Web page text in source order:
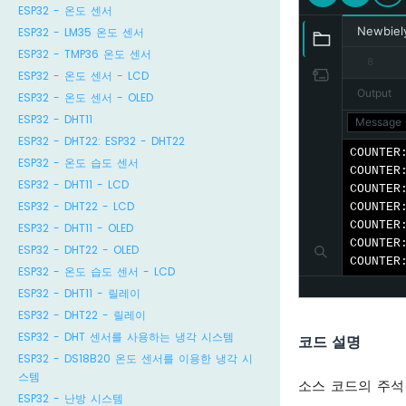
ESP32 - 온도 센서
ESP32 - LM35 온도 센서
ESP32 - TMP36 온도 센서
ESP32 - 온도 센서 - LCD
ESP32 - 온도 센서 - OLED
ESP32 - DHT11
ESP32 - DHT22: ESP32 - DHT22
ESP32 - 온도 습도 센서
ESP32 - DHT11 - LCD
ESP32 - DHT22 - LCD
ESP32 - DHT11 - OLED
ESP32 - DHT22 - OLED
ESP32 - 온도 습도 센서 - LCD
ESP32 - DHT11 - 릴레이
ESP32 - DHT22 - 릴레이
ESP32 - DHT 센서를 사용하는 냉각 시스템
ESP32 - DS18B20 온도 센서를 이용한 냉각 시
스템
ESP32 - 난방 시스템
    }
if
//
8
Output
코드 설명
소스 코드의 주